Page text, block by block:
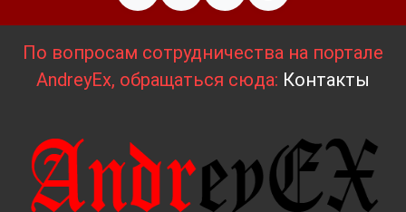
По вопросам сотрудничества на портале
AndreyEx, обращаться сюда: Контакты